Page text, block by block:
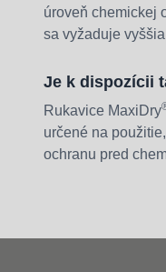
úroveň chemickej
sa vyžaduje
Je k dispozícii
Rukavice MaxiDry
určené na
ochranu pred